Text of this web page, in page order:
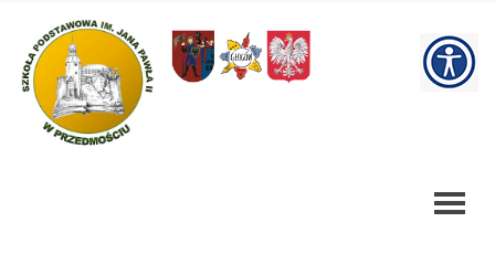
szachy
Szkoła
Podstawowa